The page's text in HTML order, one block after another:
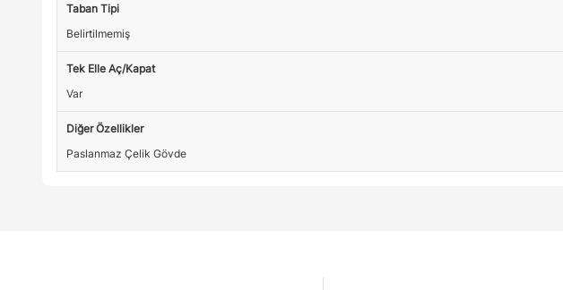
Taban Tipi
Belirtilmemiş
Tek Elle Aç/Kapat
Var
Diğer Özellikler
Paslanmaz Çelik Gövde